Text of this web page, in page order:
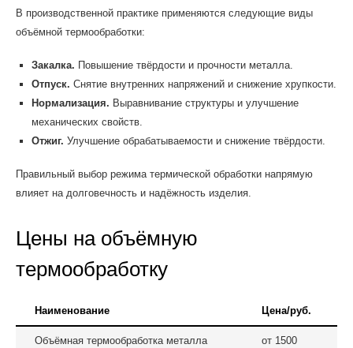
В производственной практике применяются следующие виды
объёмной термообработки:
Закалка. Повышение твёрдости и прочности металла.
Отпуск. Снятие внутренних напряжений и снижение хрупкости.
Нормализация. Выравнивание структуры и улучшение
механических свойств.
Отжиг. Улучшение обрабатываемости и снижение твёрдости.
Правильный выбор режима термической обработки напрямую
влияет на долговечность и надёжность изделия.
Цены на объёмную
термообработку
Наименование Цена/руб.
Объёмная термообработка металла от 1500